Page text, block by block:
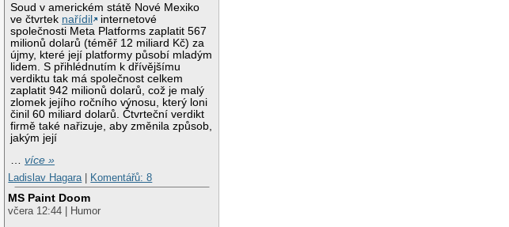
Soud v americkém státě Nové Mexiko
ve čtvrtek nařídil
internetové
společnosti Meta Platforms zaplatit 567
milionů dolarů (téměř 12 miliard Kč) za
újmy, které její platformy působí mladým
lidem. S přihlédnutím k dřívějšímu
verdiktu tak má společnost celkem
zaplatit 942 milionů dolarů, což je malý
zlomek jejího ročního výnosu, který loni
činil 60 miliard dolarů. Čtvrteční verdikt
firmě také nařizuje, aby změnila způsob,
jakým její
…více »
Ladislav Hagara
Komentářů: 8
MS Paint Doom
včera 12:44 | Humor